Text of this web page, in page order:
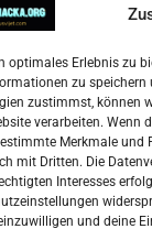
optimales Erlebnis zu
zu
zustimmst, können
verarbeiten. Wenn
Merkmale und
mit Dritten. Die
Interesses
und deine